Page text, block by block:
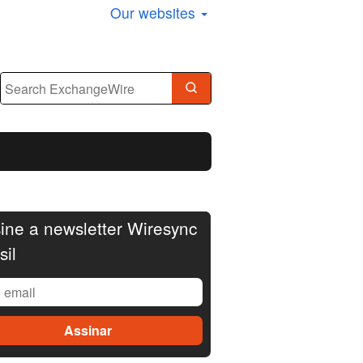
Our websites
a newsletter Wiresync